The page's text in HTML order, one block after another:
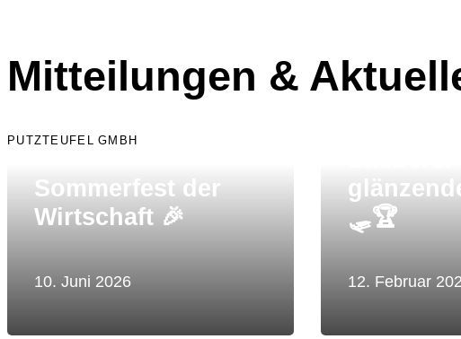
Mitteilungen &
PUTZTEUFEL GMBH
Sommerfest der
Wirtschaft 🎉
10. Juni 2026
🛷🏆
12. Februar